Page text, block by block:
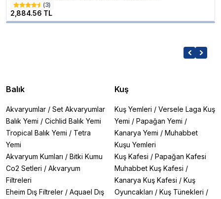
(3)
2,884.56 TL
Balık
Akvaryumlar / Set Akvaryumlar
Balık Yemi / Cichlid Balık Yemi
Tropical Balık Yemi / Tetra
Yemi
Akvaryum Kumları / Bitki Kumu
Co2 Setleri / Akvaryum
Filtreleri
Eheim Dış Filtreler / Aquael Dış
Kuş
Kuş Yemleri / Versele Laga Kuş
Yemi / Papağan Yemi /
Kanarya Yemi / Muhabbet
Kuşu Yemleri
Kuş Kafesi / Papağan Kafesi
Muhabbet Kuş Kafesi /
Kanarya Kuş Kafesi / Kuş
Oyuncakları / Kuş Tünekleri /